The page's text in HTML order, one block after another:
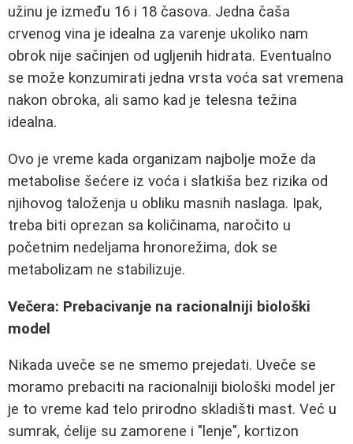
užinu je između 16 i 18 časova. Jedna čaša
crvenog vina je idealna za varenje ukoliko nam
obrok nije sačinjen od ugljenih hidrata. Eventualno
se može konzumirati jedna vrsta voća sat vremena
nakon obroka, ali samo kad je telesna težina
idealna.
Ovo je vreme kada organizam najbolje može da
metabolise šećere iz voća i slatkiša bez rizika od
njihovog taloženja u obliku masnih naslaga. Ipak,
treba biti oprezan sa količinama, naročito u
početnim nedeljama hronorežima, dok se
metabolizam ne stabilizuje.
Večera: Prebacivanje na racionalniji biološki
model
Nikada uveče se ne smemo prejedati. Uveče se
moramo prebaciti na racionalniji biološki model jer
je to vreme kad telo prirodno skladišti mast. Već u
sumrak, ćelije su zamorene i "lenje", kortizon